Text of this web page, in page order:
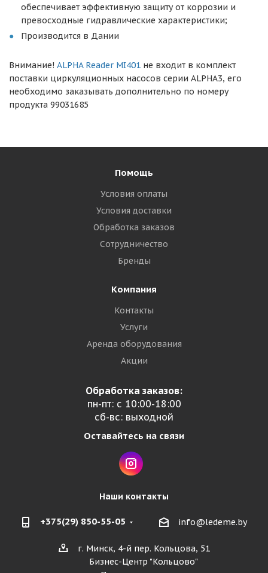
обеспечивает эффективную защиту от коррозии и
превосходные гидравлические характеристики;
Производится в Дании
Внимание! ALPHA Reader MI401 не входит в комплект
поставки циркуляционных насосов серии ALPHA3, его
необходимо заказывать дополнительно по номеру
продукта 99031685
Помощь
Условия оплаты
Условия доставки
Обработка заказов
Сотрудничество
Бренды
Компания
Контакты
Услуги
Аренда оборудования
Акции
Обработка заказов:
пн-пт: с 10:00-18:00
сб-вс: выходной
Оставайтесь на связи
Наши контакты
+375(29) 850-55-05 info@ledeme.by
г. Минск, 4-й пер. Кольцова, 51
Бизнес-Центр "Кольцово"